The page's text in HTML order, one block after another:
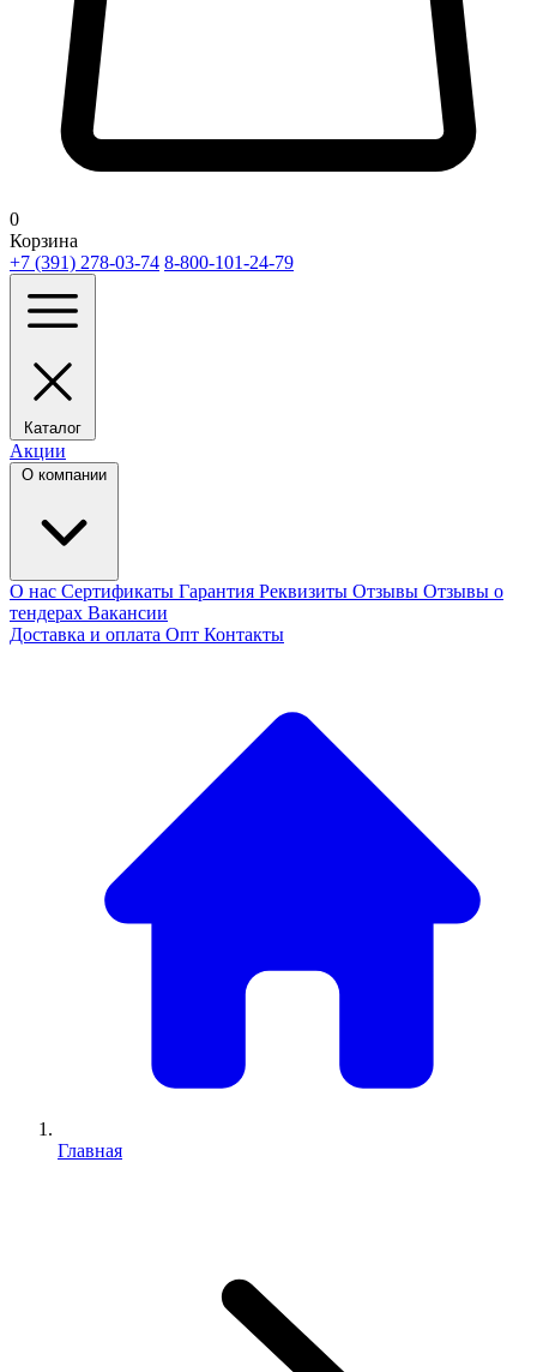
0
Корзина
+7 (391) 278-03-74 8-800-101-24-79
Каталог
Акции
О компании
О нас Сертификаты Гарантия Реквизиты Отзывы Отзывы о
тендерах Вакансии
Доставка и оплата Опт Контакты
Главная